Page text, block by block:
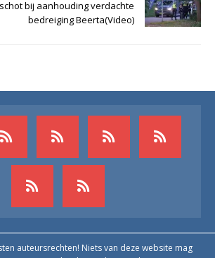
bij aanhouding verdachte
bedreiging Beerta(Video)
auteursrechten! Niets van deze website mag